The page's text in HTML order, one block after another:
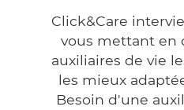
Click&Care
vous mettant en
auxiliaires de vie
les mieux
Besoin d'une